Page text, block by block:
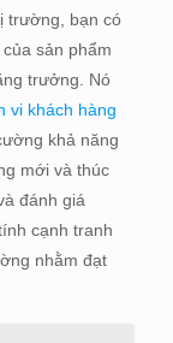
trường, bạn có
sản phẩm
trưởng. Nó
vi khách hàng
khả năng
mới và thúc
đánh giá
cạnh tranh
nhằm đạt